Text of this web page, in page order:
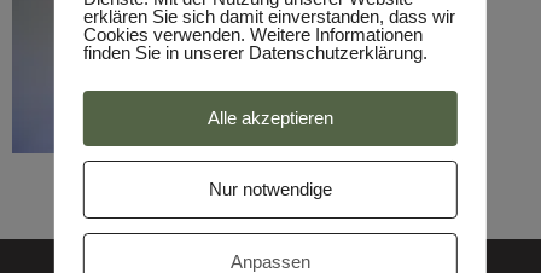
erklären Sie sich damit einverstanden, dass wir
Cookies verwenden. Weitere Informationen
finden Sie in unserer Datenschutzerklärung.
Alle akzeptieren
Nur notwendige
Anpassen